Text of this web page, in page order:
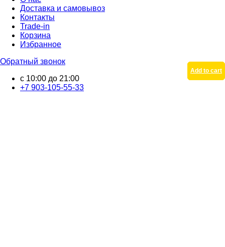
Add to cart
Add to cart
Доставка и самовывоз
Контакты
Trade-in
Корзина
Избранное
Обратный звонок
с 10:00 до 21:00
+7 903-105-55-33